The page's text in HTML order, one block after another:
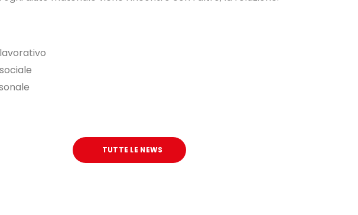
TUTTE LE NEWS